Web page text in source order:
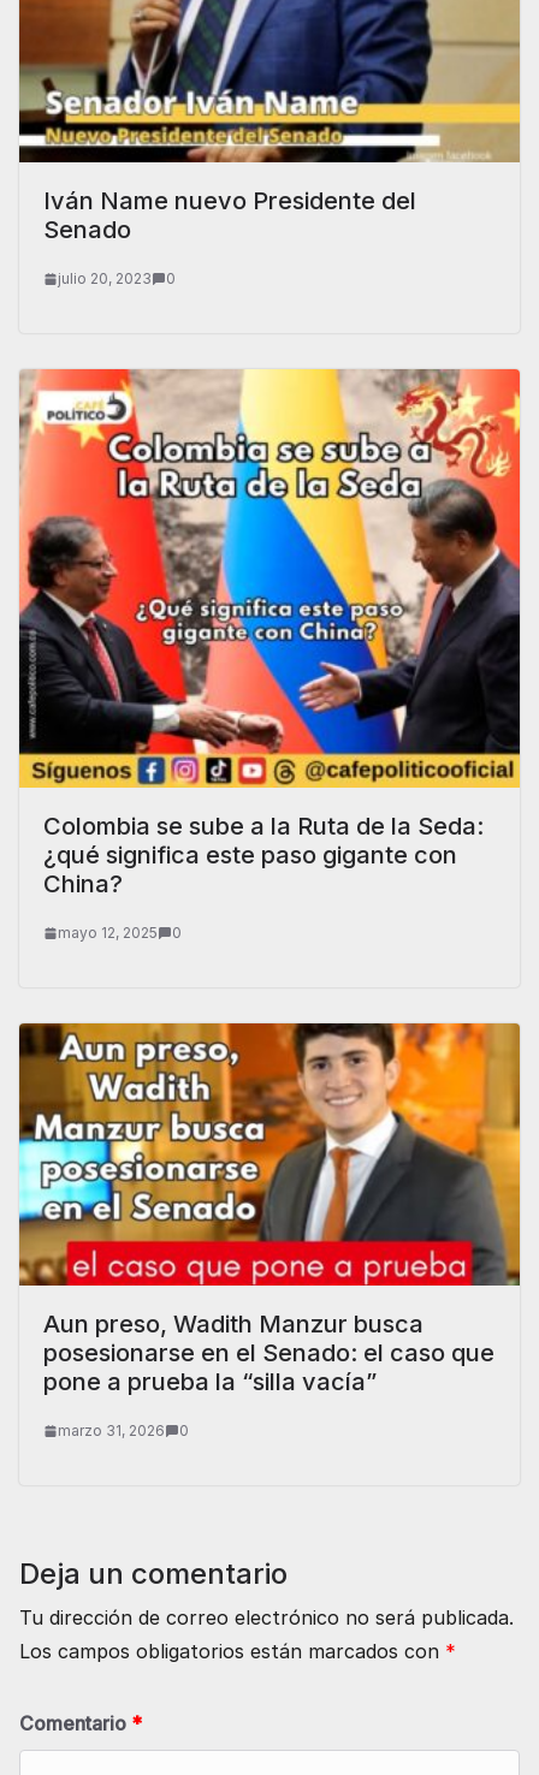
Iván Name nuevo Presidente del
Senado
julio 20, 2023 0
Colombia se sube a la Ruta de la Seda:
¿qué significa este paso gigante con
China?
mayo 12, 2025 0
Aun preso, Wadith Manzur busca
posesionarse en el Senado: el caso que
pone a prueba la “silla vacía”
marzo 31, 2026 0
Deja un comentario
Tu dirección de correo electrónico no será publicada.
Los campos obligatorios están marcados con *
Comentario *